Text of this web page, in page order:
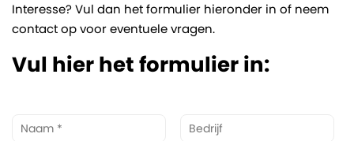
Interesse? Vul dan het formulier hieronder in of neem
contact op voor eventuele vragen.
Vul hier het formulier in: